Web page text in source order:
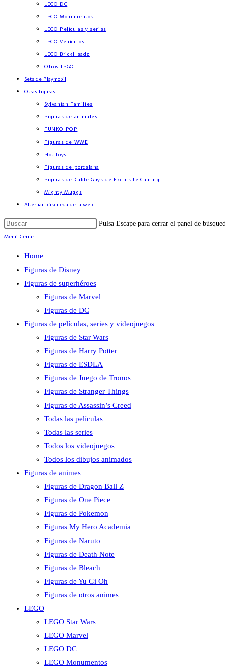
LEGO DC
LEGO Monumentos
LEGO Películas y series
LEGO Vehículos
LEGO BrickHeadz
Otros LEGO
Sets de Playmobil
Otras figuras
Sylvanian Families
Figuras de animales
FUNKO POP
Figuras de WWE
Hot Toys
Figuras de porcelana
Figuras de Cable Guys de Exquisite Gaming
Mighty Muggs
Alternar búsqueda de la web
Pulsa Escape para cerrar el panel de
Menú Cerrar
Home
Figuras de Disney
Figuras de superhéroes
Figuras de Marvel
Figuras de DC
Figuras de películas, series y videojuegos
Figuras de Star Wars
Figuras de Harry Potter
Figuras de ESDLA
Figuras de Juego de Tronos
Figuras de Stranger Things
Figuras de Assassin’s Creed
Todas las películas
Todas las series
Todos los videojuegos
Todos los dibujos animados
Figuras de animes
Figuras de Dragon Ball Z
Figuras de One Piece
Figuras de Pokemon
Figuras My Hero Academia
Figuras de Naruto
Figuras de Death Note
Figuras de Bleach
Figuras de Yu Gi Oh
Figuras de otros animes
LEGO
LEGO Star Wars
LEGO Marvel
LEGO DC
LEGO Monumentos